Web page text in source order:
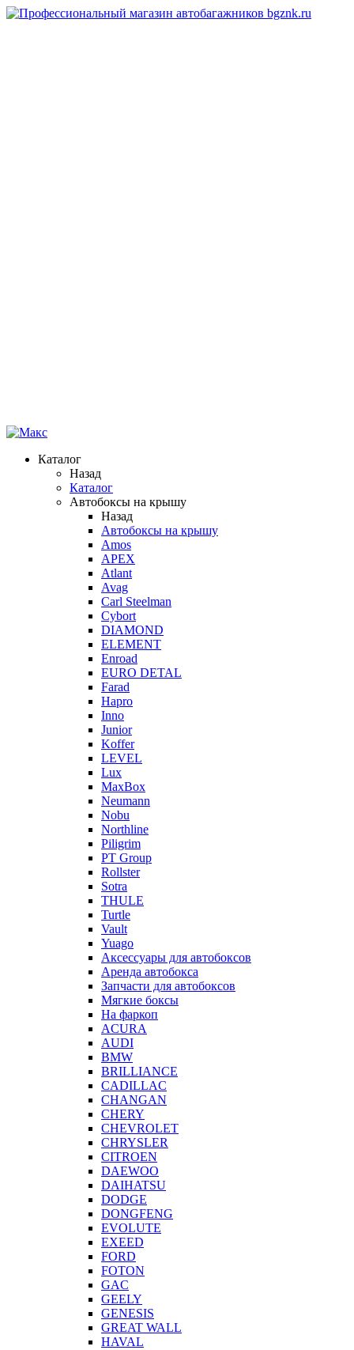
Каталог
Назад
Каталог
Автобоксы на крышу
Назад
Автобоксы на крышу
Amos
APEX
Atlant
Avag
Carl Steelman
Cybort
DIAMOND
ELEMENT
Enroad
EURO DETAL
Farad
Hapro
Inno
Junior
Koffer
LEVEL
Lux
MaxBox
Neumann
Nobu
Northline
Piligrim
PT Group
Rollster
Sotra
THULE
Turtle
Vault
Yuago
Аксессуары для автобоксов
Аренда автобокса
Запчасти для автобоксов
Мягкие боксы
На фаркоп
ACURA
AUDI
BMW
BRILLIANCE
CADILLAC
CHANGAN
CHERY
CHEVROLET
CHRYSLER
CITROEN
DAEWOO
DAIHATSU
DODGE
DONGFENG
EVOLUTE
EXEED
FORD
FOTON
GAC
GEELY
GENESIS
GREAT WALL
HAVAL